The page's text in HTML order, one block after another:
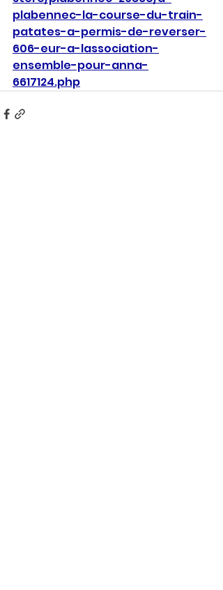
plabennec-la-course-du-train-
patates-a-permis-de-reverser-
606-eur-a-lassociation-
ensemble-pour-anna-
6617124.php